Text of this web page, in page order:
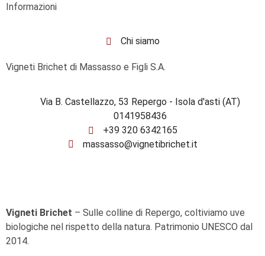
Vigneti Brichet – Sulle colline di Repergo, coltiviamo uve
biologiche nel rispetto della natura. Patrimonio UNESCO dal
2014.
Vigneti Brichet di Massasso e Figli S.A.
Via B. Castellazzo, 53 Repergo - Isola d'asti (AT)
0141958436
+39 320 6342165
massasso@vignetibrichet.it
Informazioni
Chi siamo